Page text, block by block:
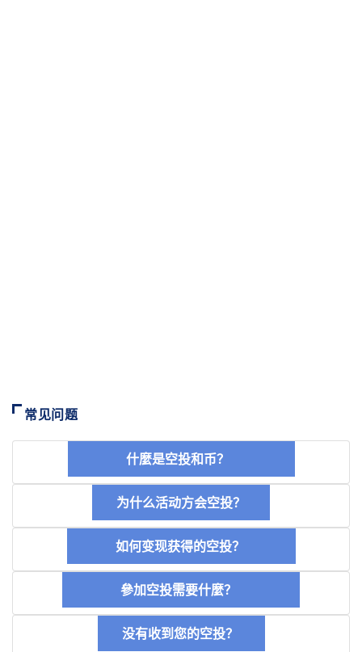
常见问题
什麼是空投和币？
为什么活动方会空投？
如何变现获得的空投？
參加空投需要什麼？
没有收到您的空投？